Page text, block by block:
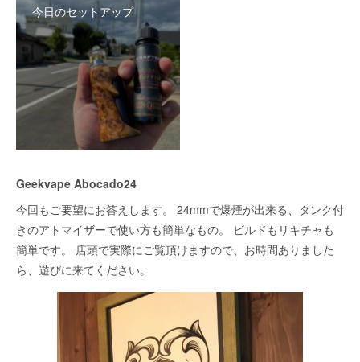
今日のセットアップ
Geekvape Abocado24
今回もご要望にお答えします。 24mmで爆煙が出来る、タンク付
きのアトマイザーで使い方も簡単なもの。 ビルドもリキチャも
簡単です。 店頭で実際にご覧頂けますので、お時間ありました
ら、遊びに来てください。